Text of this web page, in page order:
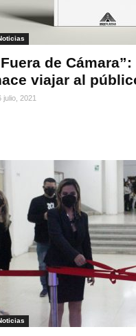
de
viajar al
julio, 2021